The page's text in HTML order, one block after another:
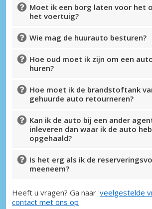
Moet ik een borg laten voor het
het voertuig?
Wie mag de huurauto besturen?
Hoe oud moet ik zijn om een
huren?
Hoe moet ik de brandstoftank
gehuurde auto retourneren?
Kan ik de auto bij een ander
inleveren dan waar ik de auto heb
opgehaald?
Is het erg als ik de
meeneem?
Heeft u vragen? Ga naar 'veelgestelde
contact met ons op